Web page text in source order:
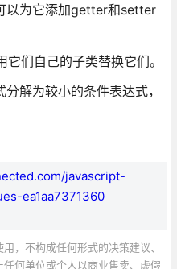
以为它添加getter和setter
们自己的子类替换它们。
解为较小的条件表达式，
javascript-
ea1aa7371360
，不构成任何形式的决策建议、
何单位或个人以商业售卖、虚假